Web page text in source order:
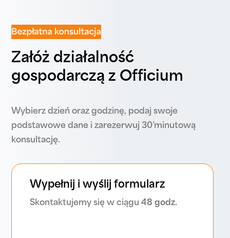
Załóż działalność
gospodarczą z Officium
Wybierz dzień oraz godzinę, podaj swoje
podstawowe dane i zarezerwuj 30’minutową
konsultację.
Wypełnij i wyślij formularz
Skontaktujemy się w ciągu48 godz.